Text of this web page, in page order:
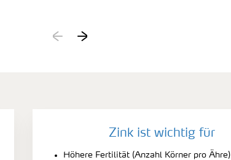
Zink ist wichtig für
Höhere Fertilität (Anzahl Körner pro Ähre)